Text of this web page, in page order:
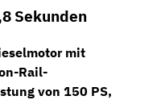
Sekunden
mit
Rail-
von 150 PS,